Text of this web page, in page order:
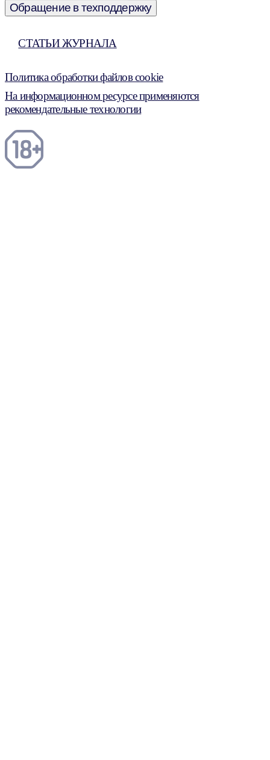
Обращение в техподдержку
СТАТЬИ ЖУРНАЛА
Политика обработки файлов cookie
На информационном ресурсе применяются
рекомендательные технологии